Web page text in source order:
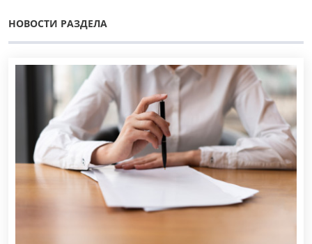
НОВОСТИ РАЗДЕЛА